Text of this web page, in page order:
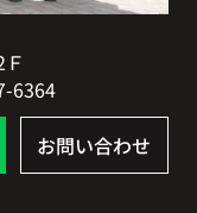
6364
お問い合わせ